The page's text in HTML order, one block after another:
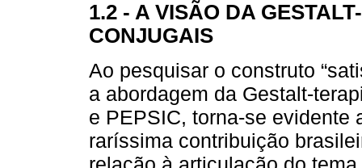
1.2 - A VISÃO DA
CONJUGAIS
Ao pesquisar o construto
a abordagem da Gestalt-
e PEPSIC, torna-se evidente
raríssima contribuição